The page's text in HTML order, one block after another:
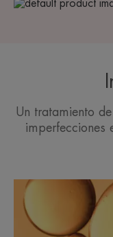
Un tratamiento
imperfecciones